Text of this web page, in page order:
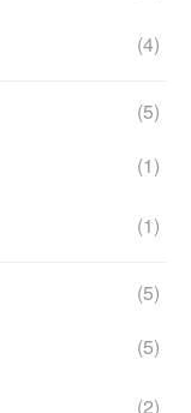
(4)
(5)
(1)
(1)
(5)
(5)
(2)